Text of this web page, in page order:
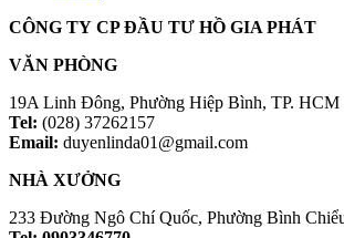
CÔNG TY CP ĐẦU TƯ HỒ GIA PHÁT
VĂN PHÒNG
19A Linh Đông, Phường Hiệp Bình, TP. HCM
Tel: (028) 37262157
Email: duyenlinda01@gmail.com
NHÀ XƯỞNG
233 Đường Ngô Chí Quốc, Phường Bình